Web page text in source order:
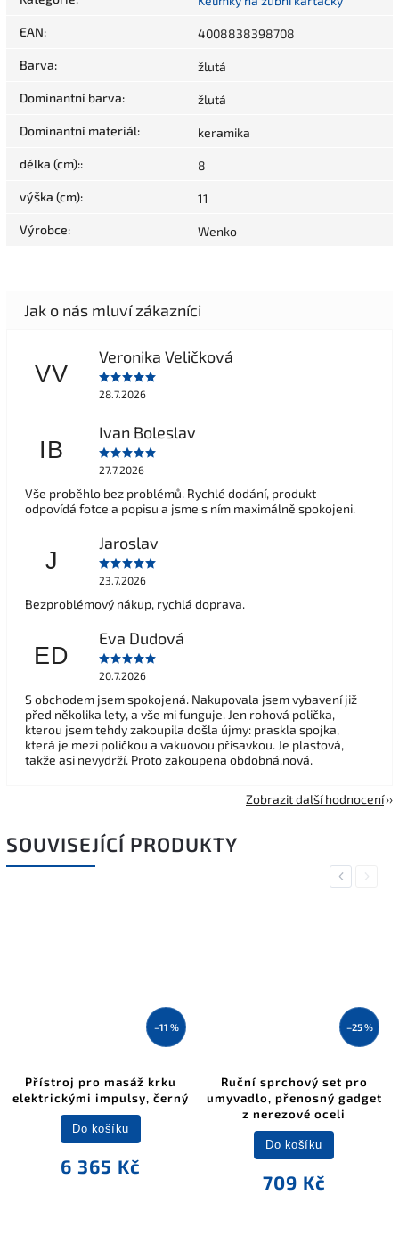
EAN: 4008838398708
Barva: žlutá
Dominantní barva: žlutá
Dominantní materiál: keramika
délka (cm):: 8
výška (cm): 11
Výrobce: Wenko
VV
Veronika Veličková
28.7.2026
IB
Ivan Boleslav
27.7.2026
Vše proběhlo bez problémů. Rychlé dodání, produkt
odpovídá fotce a popisu a jsme s ním maximálně spokojeni.
J
Jaroslav
23.7.2026
Bezproblémový nákup, rychlá doprava.
ED
Eva Dudová
20.7.2026
S obchodem jsem spokojená. Nakupovala jsem vybavení již
před několika lety, a vše mi funguje. Jen rohová polička,
kterou jsem tehdy zakoupila došla újmy: praskla spojka,
která je mezi poličkou a vakuovou přísavkou. Je plastová,
takže asi nevydrží. Proto zakoupena obdobná,nová.
Zobrazit další hodnocení
SOUVISEJÍCÍ PRODUKTY
Previous
–11 %
Přístroj pro masáž krku
elektrickými impulsy, černý
6 365 Kč
Do košíku
–25 %
Ruční sprchový set pro
umyvadlo, přenosný gadget
z nerezové oceli
709 Kč
Do košíku
Next